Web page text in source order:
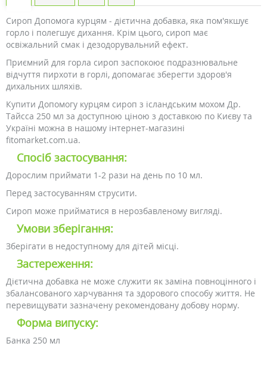
Сироп Допомога курцям - дієтична добавка, яка пом'якшує
горло і полегшує дихання. Крім цього, сироп має
освіжальний смак і дезодорувальний ефект.
Приємний для горла сироп заспокоює подразнювальне
відчуття пирхоти в горлі, допомагає зберегти здоров'я
дихальних шляхів.
Купити Допомогу курцям сироп з ісландським мохом Др.
Тайсса 250 мл за доступною ціною з доставкою по Києву та
Україні можна в нашому інтернет-магазині
fitomarket.com.ua.
Спосіб застосування:
Дорослим приймати 1-2 рази на день по 10 мл.
Перед застосуванням струсити.
Сироп може прийматися в нерозбавленому вигляді.
Умови зберігання:
Зберігати в недоступному для дітей місці.
Застереження:
Дієтична добавка не може служити як заміна повноцінного і
збалансованого харчування та здорового способу життя. Не
перевищувати зазначену рекомендовану добову норму.
Форма випуску:
Банка 250 мл